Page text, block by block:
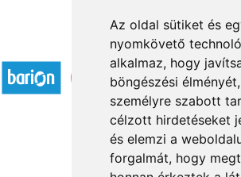
Az oldal sütiket és
nyomkövető
alkalmaz, hogy
böngészési
személyre szabott
célzott hirdetéseket
és elemzi a
forgalmát, hogy
Elfogadott fizetési
Rólunk